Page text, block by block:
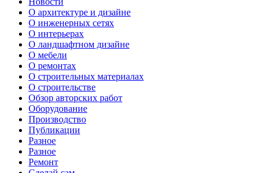
О архитектуре и дизайне
О инженерных сетях
О интерьерах
О ландшафтном дизайне
О мебели
О ремонтах
О строительных материалах
О строительстве
Обзор авторских работ
Оборудование
Производство
Публикации
Разное
Разное
Ремонт